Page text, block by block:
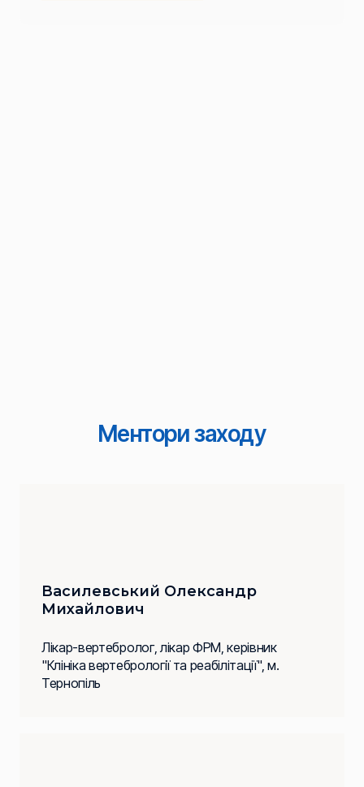
Ментори заходу
Василевський Олександр
Михайлович
Лікар-вертебролог, лікар ФРМ, керівник
"Клініка вертебрології та реабілітації", м.
Тернопіль